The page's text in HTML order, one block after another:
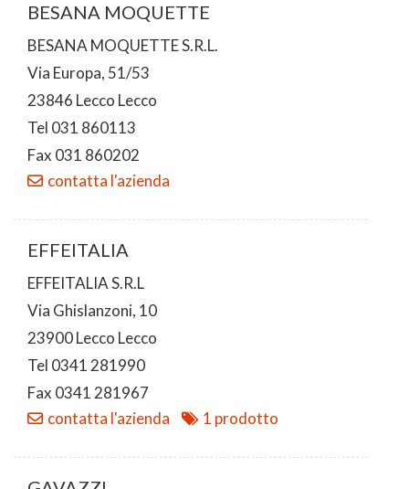
BESANA MOQUETTE
BESANA MOQUETTE S.R.L.
Via Europa, 51/53
23846 Lecco Lecco
Tel 031 860113
Fax 031 860202
contatta l'azienda
EFFEITALIA
EFFEITALIA S.R.L
Via Ghislanzoni, 10
23900 Lecco Lecco
Tel 0341 281990
Fax 0341 281967
contatta l'azienda
1 prodotto